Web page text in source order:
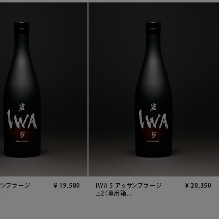
ブラージ
¥ 19,580
IWA 5 アッサンブラージ
ュ2〈専用箱...
¥ 20,350